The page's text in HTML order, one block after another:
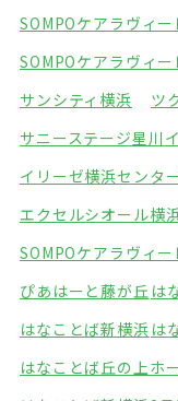
SOMPOケアラヴィ
SOMPOケアラヴィ
サンシティ横浜
ツ
サニーステージ星川
イリーゼ横浜センタ
エクセルシオール横
SOMPOケアラヴィ
ぴあはーと藤が丘 は
はなことば新横浜 は
はなことば丘の上ホ